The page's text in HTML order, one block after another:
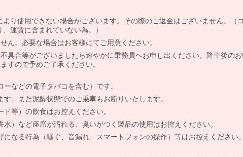
り使用できない場合がございます。その際のご返金はございません。（
運賃に含まれていない為。）
ん。必要な場合はお客様にてご用意ください。
具合等がございましたら速やかに乗務員へお申し出ください。降車後の
すので予めご了承ください。
などの電子タバコを含む）です。
、また泥酔状態でのご乗車もお断りいたします。
等）の飲食はお控えください。
）など座席が汚れる、臭いがつく製品の使用はお控えください。
になる行為（騒ぐ、音漏れ、スマートフォンの操作）等はお控えください